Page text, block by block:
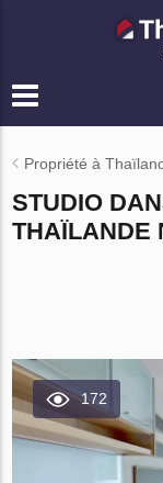
Propriété à
STUDIO
172